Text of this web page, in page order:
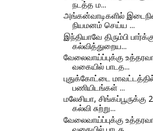
நடத்த ம...
அங்கன்வாடிகளில்
நியமனம் செய்ய ...
இந்தியாவே திரும்பி
கல்வித்துறைய...
வேலைவாய்ப்புக்கு
வகையில் பாடத...
புதுக்கோட்டை
பணியிடங்கள் ...
மலேசியா,
கல்வி சுற்று...
வேலைவாய்ப்புக்கு
வகையில் பாடத...